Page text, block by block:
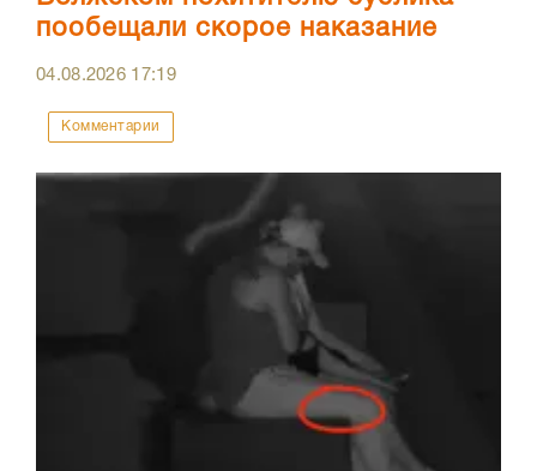
пообещали скорое наказание
04.08.2026 17:19
Комментарии